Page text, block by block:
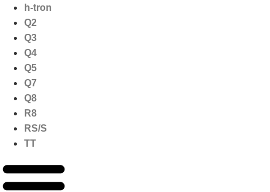
h-tron
Q2
Q3
Q4
Q5
Q7
Q8
R8
RS/S
TT